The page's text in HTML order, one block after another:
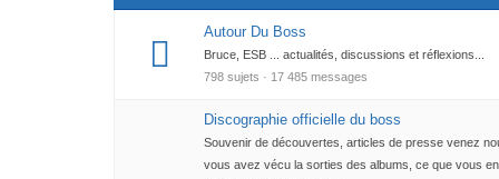
Autour Du Boss
Bruce, ESB ... actualités, discussions et réflexions...
798 sujets · 17 485 messages
Discographie officielle du boss
Souvenir de découvertes, articles de presse venez
vous avez vécu la sorties des albums, ce que vous